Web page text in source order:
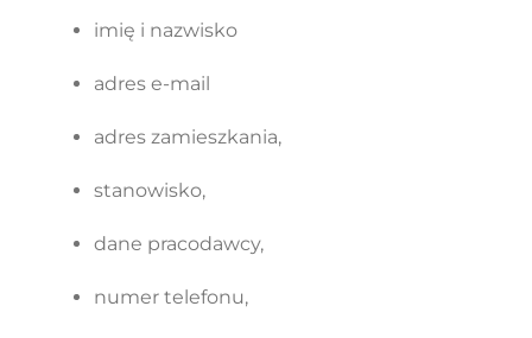
imię i nazwisko
adres e-mail
adres zamieszkania,
stanowisko,
dane pracodawcy,
numer telefonu,